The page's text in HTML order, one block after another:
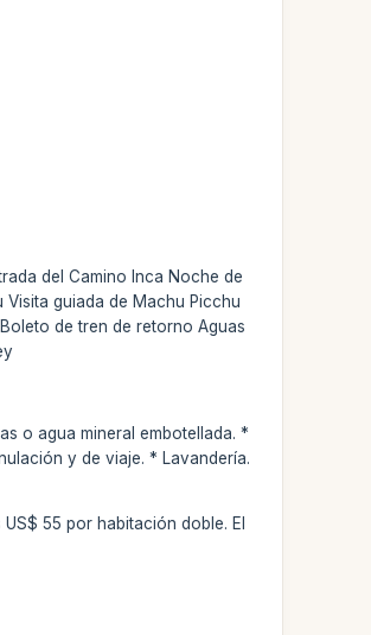
del Camino Inca Noche de
Visita guiada de Machu Picchu
de tren de retorno Aguas
o agua mineral embotellada. *
y de viaje. * Lavandería.
55 por habitación doble. El